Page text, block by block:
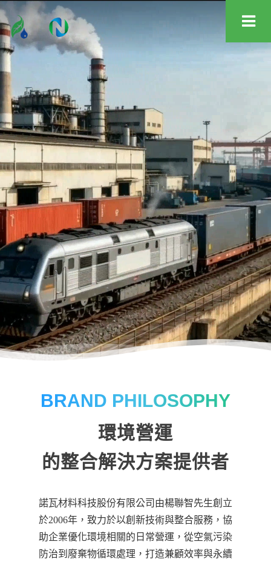
BRAND PHILOSOPHY
環境營運
的整合解決方案提供者
諾瓦材料科技股份有限公司由楊聯智先生創立
於2006年，致力於以創新技術與整合服務，協
助企業優化環境相關的日常營運，從空氣污染
防治到廢棄物循環處理，打造兼顧效率與永續